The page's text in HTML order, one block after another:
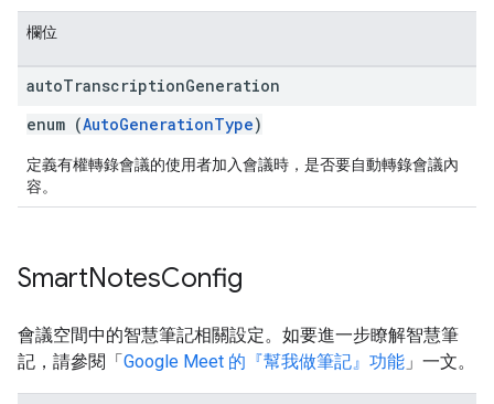
欄位
autoTranscriptionGeneration
enum (AutoGenerationType)
定義有權轉錄會議的使用者加入會議時，是否要自動轉錄會議內
容。
SmartNotesConfig
會議空間中的智慧筆記相關設定。如要進一步瞭解智慧筆
記，請參閱「Google Meet 的『幫我做筆記』功能 」一文。